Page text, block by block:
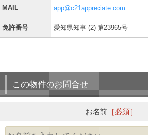
MAIL app@c21appreciate.com
免許番号 愛知県知事 (2) 第23965号
この物件のお問合せ
お名前［必須］